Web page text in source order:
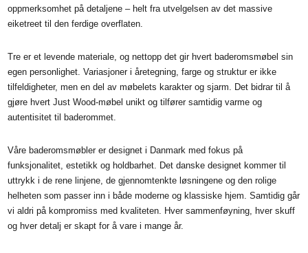
oppmerksomhet på detaljene – helt fra utvelgelsen av det massive
eiketreet til den ferdige overflaten.
Tre er et levende materiale, og nettopp det gir hvert baderomsmøbel sin
egen personlighet. Variasjoner i åretegning, farge og struktur er ikke
tilfeldigheter, men en del av møbelets karakter og sjarm. Det bidrar til å
gjøre hvert Just Wood-møbel unikt og tilfører samtidig varme og
autentisitet til baderommet.
Våre baderomsmøbler er designet i Danmark med fokus på
funksjonalitet, estetikk og holdbarhet. Det danske designet kommer til
uttrykk i de rene linjene, de gjennomtenkte løsningene og den rolige
helheten som passer inn i både moderne og klassiske hjem. Samtidig går
vi aldri på kompromiss med kvaliteten. Hver sammenføyning, hver skuff
og hver detalj er skapt for å vare i mange år.